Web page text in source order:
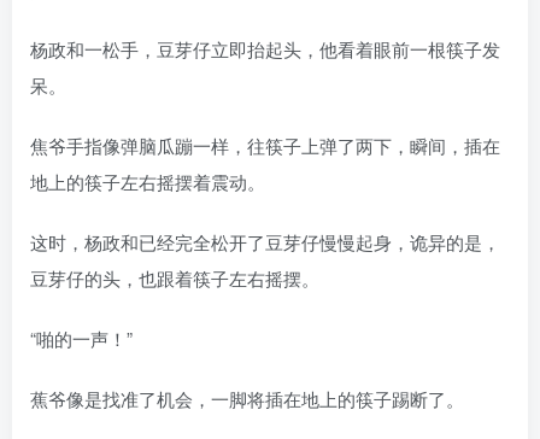
杨政和一松手，豆芽仔立即抬起头，他看着眼前一根筷子发
呆。
焦爷手指像弹脑瓜蹦一样，往筷子上弹了两下，瞬间，插在
地上的筷子左右摇摆着震动。
这时，杨政和已经完全松开了豆芽仔慢慢起身，诡异的是，
豆芽仔的头，也跟着筷子左右摇摆。
“啪的一声！”
蕉爷像是找准了机会，一脚将插在地上的筷子踢断了。